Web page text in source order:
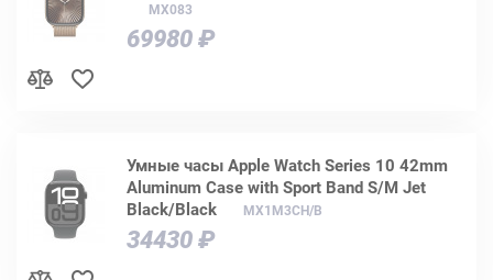
MX083
69980 ₽
Умные часы Apple Watch Series 10 42mm
Aluminum Case with Sport Band S/M Jet
Black/Black
MX1M3CH/B
34430 ₽